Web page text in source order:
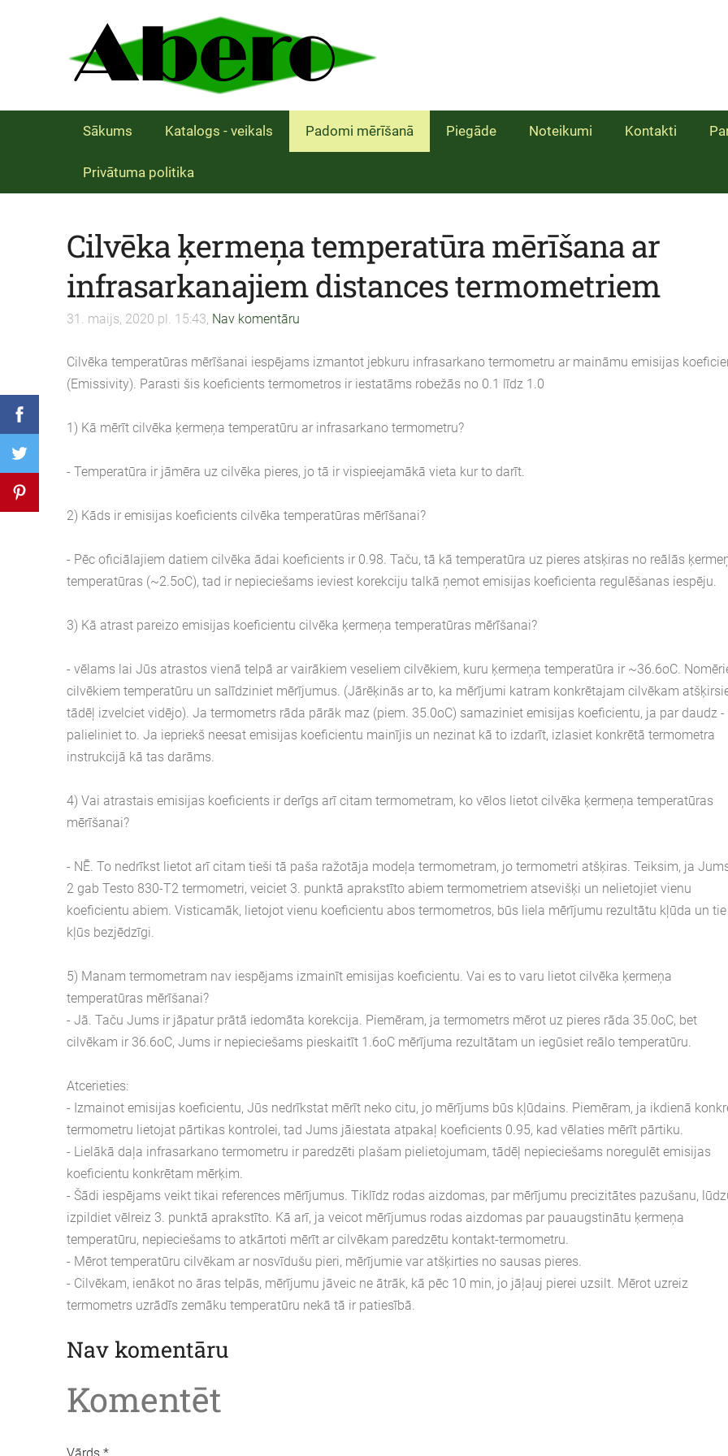
Sākums Katalogs - veikals Padomi mērīšanā Piegāde Noteikumi Kontakti
Privātuma politika
Cilvēka ķermeņa temperatūra mērīšana ar
infrasarkanajiem distances termometriem
31. maijs, 2020 pl. 15:43, Nav komentāru
Cilvēka temperatūras mērīšanai iespējams izmantot jebkuru infrasarkano termometru ar maināmu emisijas
(Emissivity). Parasti šis koeficients termometros ir iestatāms robežās no 0.1 līdz 1.0
1) Kā mērīt cilvēka ķermeņa temperatūru ar infrasarkano termometru?
- Temperatūra ir jāmēra uz cilvēka pieres, jo tā ir vispieejamākā vieta kur to darīt.
2) Kāds ir emisijas koeficients cilvēka temperatūras mērīšanai?
- Pēc oficiālajiem datiem cilvēka ādai koeficients ir 0.98. Taču, tā kā temperatūra uz pieres atsķiras no reālās
temperatūras (~2.5oC), tad ir nepieciešams ieviest korekciju talkā ņemot emisijas koeficienta regulēšanas iespēju.
3) Kā atrast pareizo emisijas koeficientu cilvēka ķermeņa temperatūras mērīšanai?
- vēlams lai Jūs atrastos vienā telpā ar vairākiem veseliem cilvēkiem, kuru ķermeņa temperatūra ir ~36.6oC.
cilvēkiem temperatūru un salīdziniet mērījumus. (Jārēķinās ar to, ka mērījumi katram konkrētajam cilvēkam
tādēļ izvelciet vidējo). Ja termometrs rāda pārāk maz (piem. 35.0oC) samaziniet emisijas koeficientu, ja par daudz -
palieliniet to. Ja iepriekš neesat emisijas koeficientu mainījis un nezinat kā to izdarīt, izlasiet konkrētā termometra
instrukcijā kā tas darāms.
4) Vai atrastais emisijas koeficients ir derīgs arī citam termometram, ko vēlos lietot cilvēka ķermeņa temperatūras
mērīšanai?
- NĒ. To nedrīkst lietot arī citam tieši tā paša ražotāja modeļa termometram, jo termometri atšķiras. Teiksim, ja
2 gab Testo 830-T2 termometri, veiciet 3. punktā aprakstīto abiem termometriem atsevišķi un nelietojiet vienu
koeficientu abiem. Visticamāk, lietojot vienu koeficientu abos termometros, būs liela mērījumu rezultātu kļūda un tie
kļūs bezjēdzīgi.
5) Manam termometram nav iespējams izmainīt emisijas koeficientu. Vai es to varu lietot cilvēka ķermeņa
temperatūras mērīšanai?
- Jā. Taču Jums ir jāpatur prātā iedomāta korekcija. Piemēram, ja termometrs mērot uz pieres rāda 35.0oC, bet
cilvēkam ir 36.6oC, Jums ir nepieciešams pieskaitīt 1.6oC mērījuma rezultātam un iegūsiet reālo temperatūru.
Atcerieties:
- Izmainot emisijas koeficientu, Jūs nedrīkstat mērīt neko citu, jo mērījums būs kļūdains. Piemēram, ja ikdienā
termometru lietojat pārtikas kontrolei, tad Jums jāiestata atpakaļ koeficients 0.95, kad vēlaties mērīt pārtiku.
- Lielākā daļa infrasarkano termometru ir paredzēti plašam pielietojumam, tādēļ nepieciešams noregulēt emisijas
koeficientu konkrētam mērķim.
- Šādi iespējams veikt tikai references mērījumus. Tiklīdz rodas aizdomas, par mērījumu precizitātes pazušanu,
izpildiet vēlreiz 3. punktā aprakstīto. Kā arī, ja veicot mērījumus rodas aizdomas par pauaugstinātu ķermeņa
temperatūru, nepieciešams to atkārtoti mērīt ar cilvēkam paredzētu kontakt-termometru.
- Mērot temperatūru cilvēkam ar nosvīdušu pieri, mērījumie var atšķirties no sausas pieres.
- Cilvēkam, ienākot no āras telpās, mērījumu jāveic ne ātrāk, kā pēc 10 min, jo jāļauj pierei uzsilt. Mērot uzreiz
termometrs uzrādīs zemāku temperatūru nekā tā ir patiesībā.
Nav komentāru
Komentēt